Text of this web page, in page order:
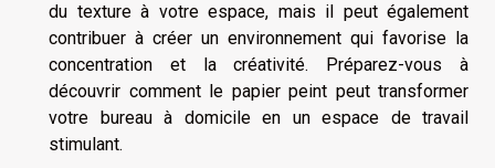
du texture à votre espace, mais il peut également
contribuer à créer un environnement qui favorise la
concentration et la créativité. Préparez-vous à
découvrir comment le papier peint peut transformer
votre bureau à domicile en un espace de travail
stimulant.